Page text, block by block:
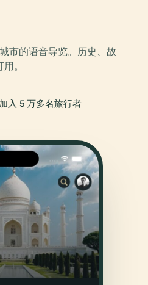
市的语音导览。历史、故
。
加入 5 万多名旅行者